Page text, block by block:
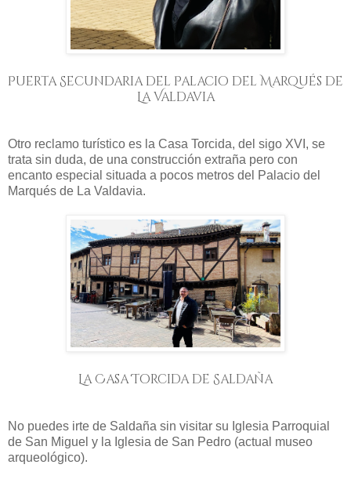
Puerta Secundaria del Palacio del Marqués de
La Valdavia
Otro reclamo turístico es la Casa Torcida, del sigo XVI, se
trata sin duda, de una construcción extraña pero con
encanto especial situada a pocos metros del Palacio del
Marqués de La Valdavia.
La Casa Torcida de Saldaña
No puedes irte de Saldaña sin visitar su Iglesia Parroquial
de San Miguel y la Iglesia de San Pedro (actual museo
arqueológico).